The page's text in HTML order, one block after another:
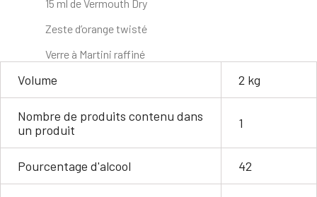
15 ml de Vermouth Dry
Zeste d’orange twisté
Verre à Martini raffiné
Volume 2 kg
Nombre de produits contenu dans
un produit
1
Pourcentage d'alcool 42